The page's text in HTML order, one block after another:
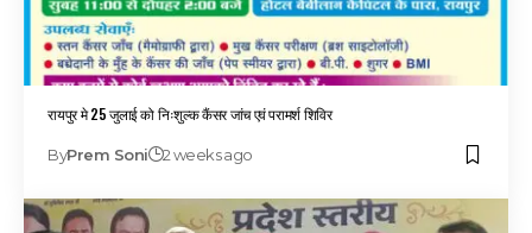
रायपुर मे 25 जुलाई को निःशुल्क कैंसर जांच एवं परामर्श शिविर
ByPrem Soni 2 weeks ago